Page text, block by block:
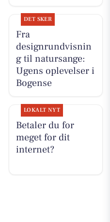
DET SKER
Fra
designrundvisnin
g til natursange:
Ugens oplevelser i
Bogense
LOKALT NYT
Betaler du for
meget for dit
internet?